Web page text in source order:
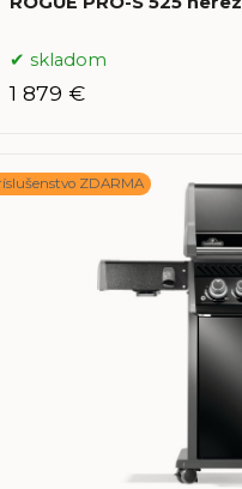
skladom
1 879 €
ZDARMA